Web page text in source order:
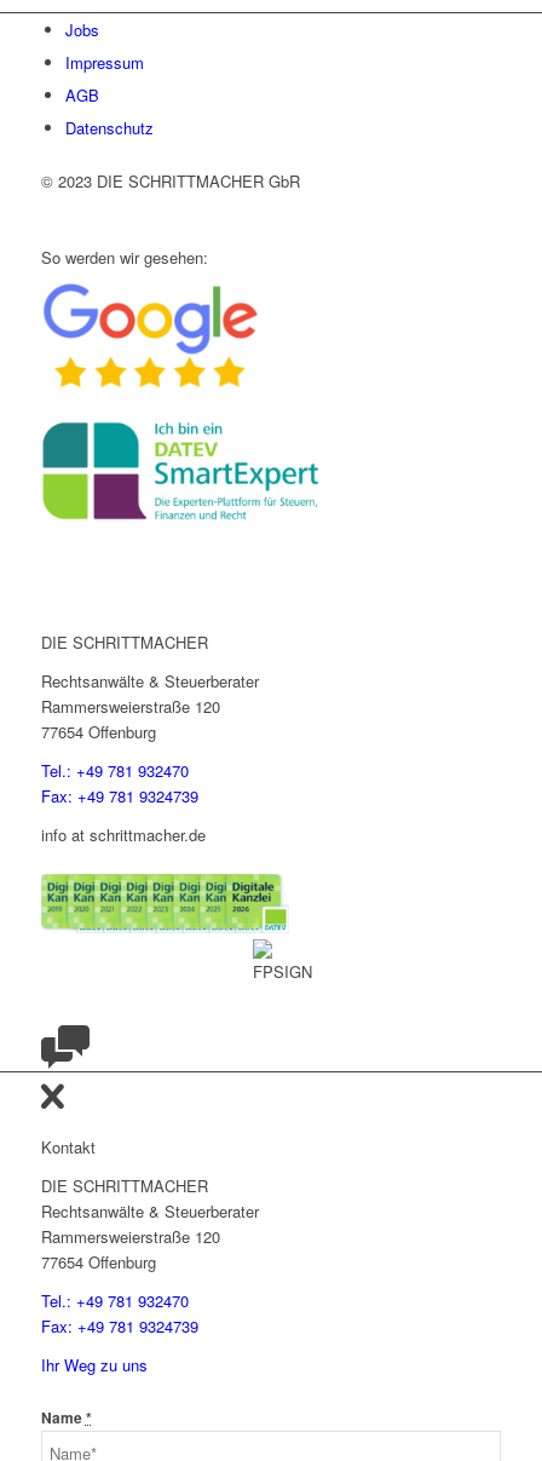
Jobs
Impressum
AGB
Datenschutz
© 2023 DIE SCHRITTMACHER GbR
So werden wir gesehen:
DIE SCHRITTMACHER
Rechtsanwälte & Steuerberater
Rammersweierstraße 120
77654 Offenburg
Tel.: +49 781 932470
Fax: +49 781 9324739
info at schrittmacher.de
Kontakt
DIE SCHRITTMACHER
Rechtsanwälte & Steuerberater
Rammersweierstraße 120
77654 Offenburg
Tel.: +49 781 932470
Fax: +49 781 9324739
Ihr Weg zu uns
Name*